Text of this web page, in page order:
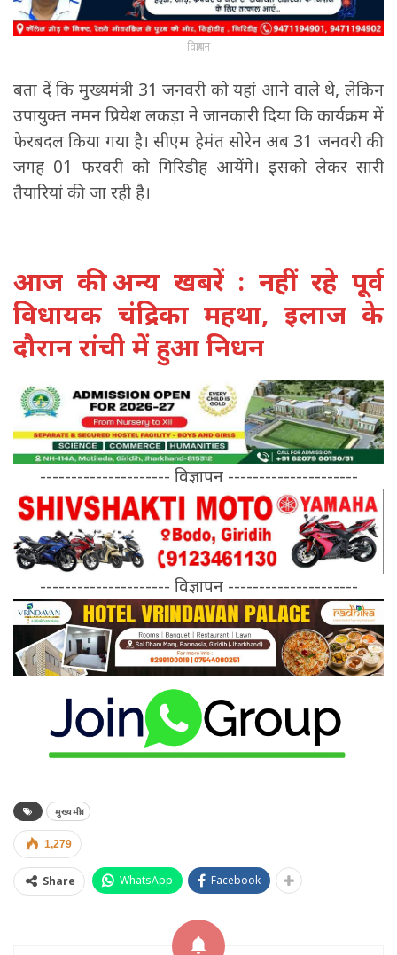
विज्ञापन
बता दें कि मुख्यमंत्री 31 जनवरी को यहां आने वाले थे, लेकिन
उपायुक्त नमन प्रियेश लकड़ा ने जानकारी दिया कि कार्यक्रम में
फेरबदल किया गया है। सीएम हेमंत सोरेन अब 31 जनवरी की
जगह 01 फरवरी को गिरिडीह आयेंगे। इसको लेकर सारी
तैयारियां की जा रही है।
आज की अन्य खबरें: नहीं रहे पूर्व
विधायक चंद्रिका महथा, इलाज के
दौरान रांची में हुआ निधन
--------------------- विज्ञापन ---------------------
--------------------- विज्ञापन ---------------------
मुख्यमंत्री
1,279
Share WhatsApp Facebook